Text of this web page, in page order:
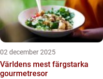
02 december 2025
Världens mest färgstarka
gourmetresor